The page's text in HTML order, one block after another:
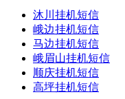
沐川挂机短信
峨边挂机短信
马边挂机短信
峨眉山挂机短信
顺庆挂机短信
高坪挂机短信